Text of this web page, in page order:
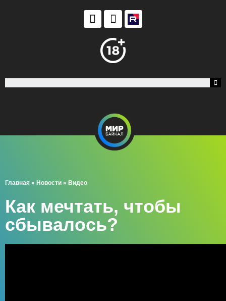
Главная » Новости » Видео
Как мечтать, чтобы
сбывалось?